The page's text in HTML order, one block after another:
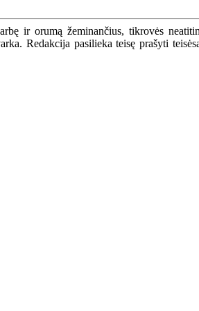
ir orumą žeminančius, tikrovės
Redakcija pasilieka teisę prašyti